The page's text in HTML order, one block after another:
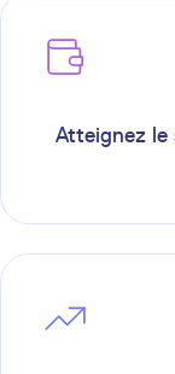
Atteignez le